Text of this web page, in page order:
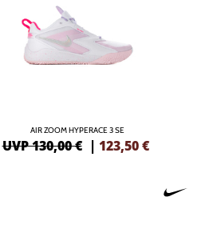
AIR ZOOM HYPERACE 3 SE
UVP 130,00 € | 123,50 €